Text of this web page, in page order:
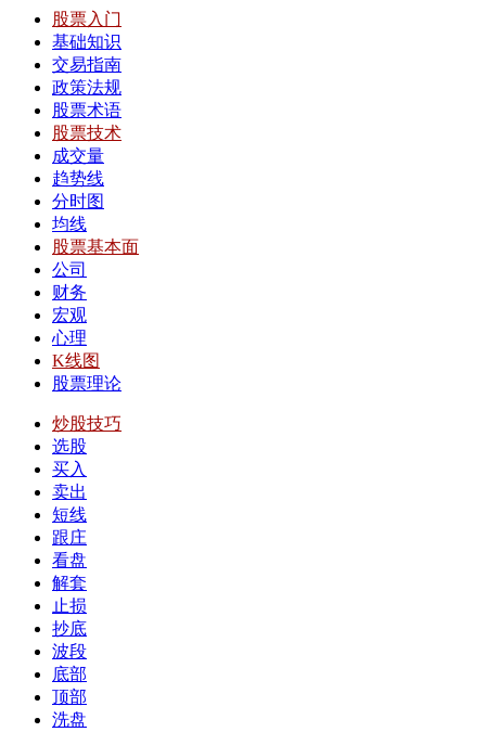
股票入门
基础知识
交易指南
政策法规
股票术语
股票技术
成交量
趋势线
分时图
均线
股票基本面
公司
财务
宏观
心理
K线图
股票理论
炒股技巧
选股
买入
卖出
短线
跟庄
看盘
解套
止损
抄底
波段
底部
顶部
洗盘